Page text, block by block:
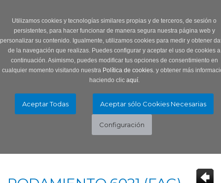
Utilizamos cookies y tecnologías similares propias y de terceros, de sesión o
persistentes, para hacer funcionar de manera segura nuestra página web y
personalizar su contenido. Igualmente, utilizamos cookies para medir y obtener
de la navegación que realizas. Puedes configurar y aceptar el uso de cookies a
continuación. Asimismo, puedes modificar tus opciones de consentimiento en
cualquier momento visitando nuestra Política de cookies.y obtener más
haciendo clic aquí.